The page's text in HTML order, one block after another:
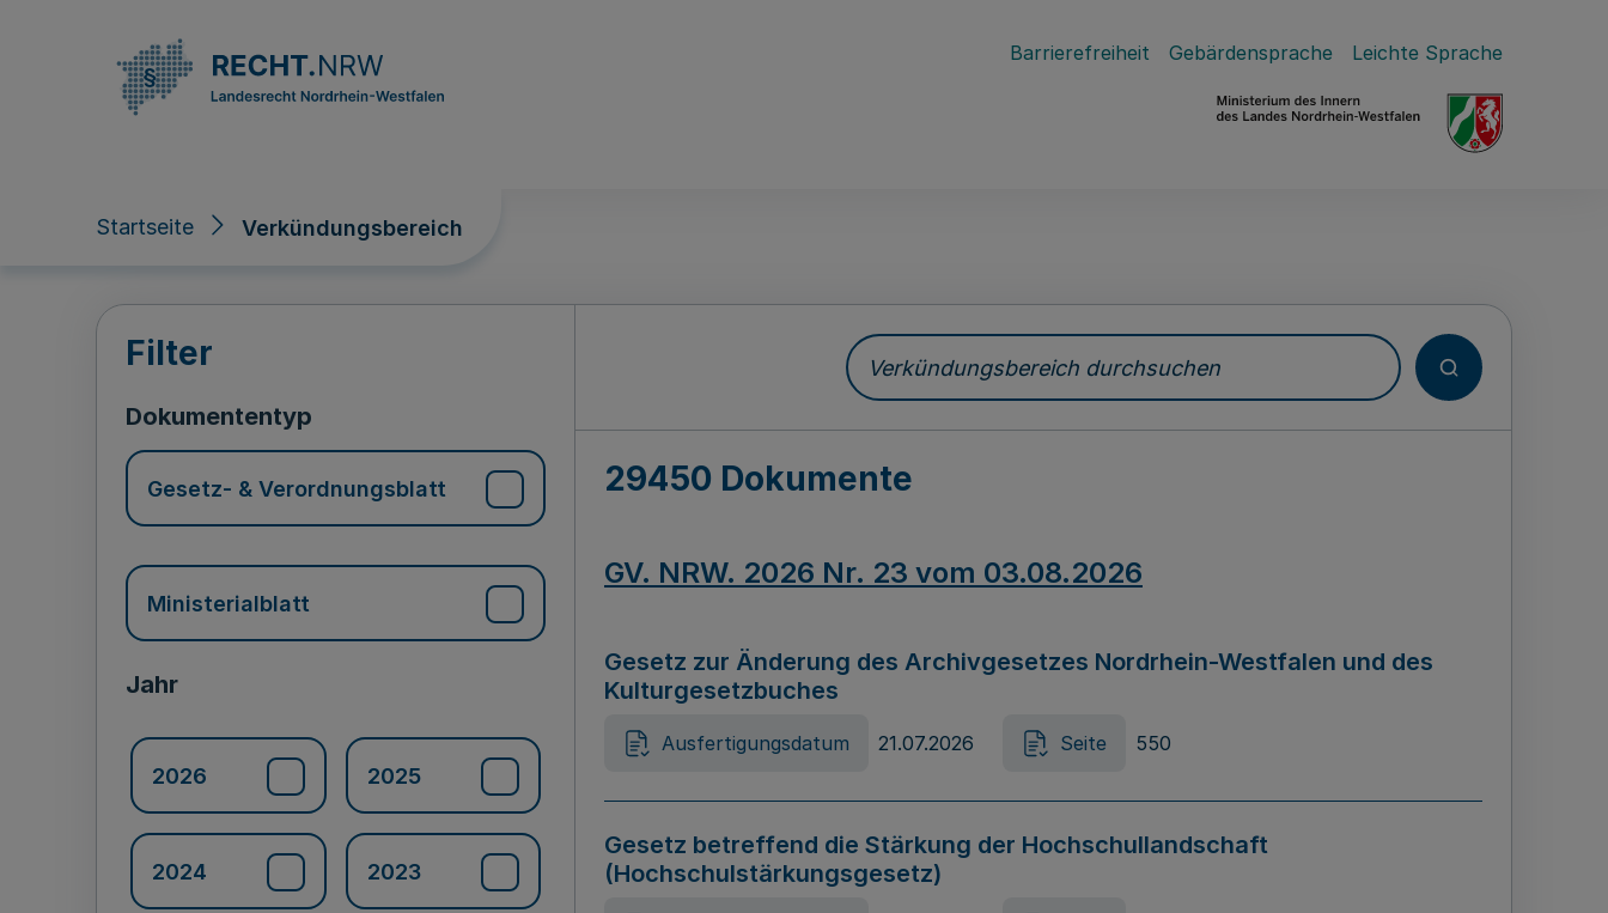
Barrierefreiheit Gebärdensprache Leichte Sprache
Startseite Verkündungsbereich
Verkündungsbereich
Filter
Dokumententyp
Gesetz- & Verordnungsblatt
Ministerialblatt
Jahr
2026 2025
2024 2023
Verkündungsbereich durchsuchen
29450 Dokumente
GV. NRW. 2026 Nr. 23 vom 03.08.2026
Gesetz zur Änderung des Archivgesetzes Nordrhein-Westfalen und des
Kulturgesetzbuches
Ausfertigungsdatum 21.07.2026 Seite 550
Gesetz betreffend die Stärkung der Hochschullandschaft
(Hochschulstärkungsgesetz)